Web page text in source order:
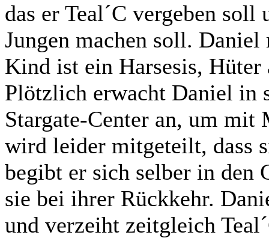
das er Teal´C vergeben
Jungen machen soll.
Kind ist ein Harsesis, Hüter
Plötzlich erwacht Daniel in
Stargate-Center an, um mit
wird leider mitgeteilt, dass
begibt er sich selber in den
sie bei ihrer Rückkehr.
und verzeiht zeitgleich